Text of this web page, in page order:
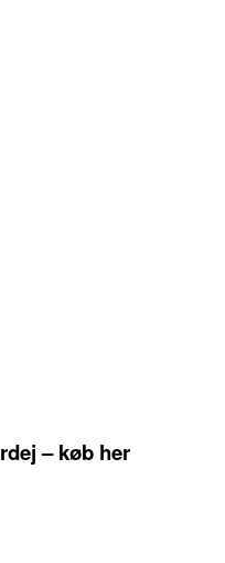
– køb her